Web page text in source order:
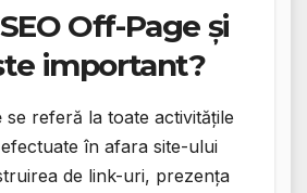
Off-Page și
important?
se referă la toate activitățile
în afara site-ului
de link-uri, prezența